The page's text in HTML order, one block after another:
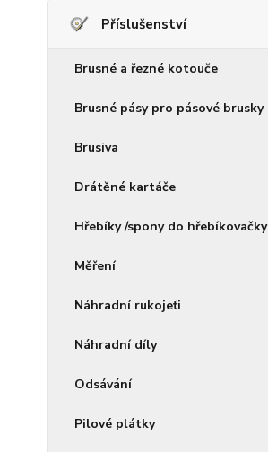
Příslušenství
Brusné a řezné kotouče
Brusné pásy pro pásové brusky
Brusiva
Drátěné kartáče
Hřebíky /spony do hřebíkovačky
Měření
Náhradní rukojeťi
Náhradní díly
Odsávání
Pilové plátky